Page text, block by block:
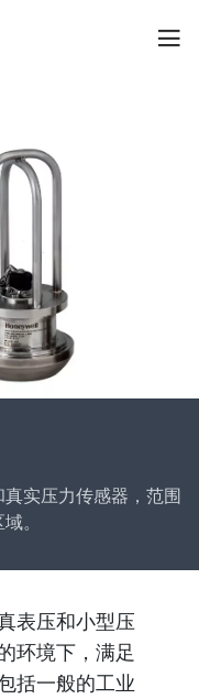
实压力传感器，范围
。
表压和小型压
环境下，满足
括一般的工业